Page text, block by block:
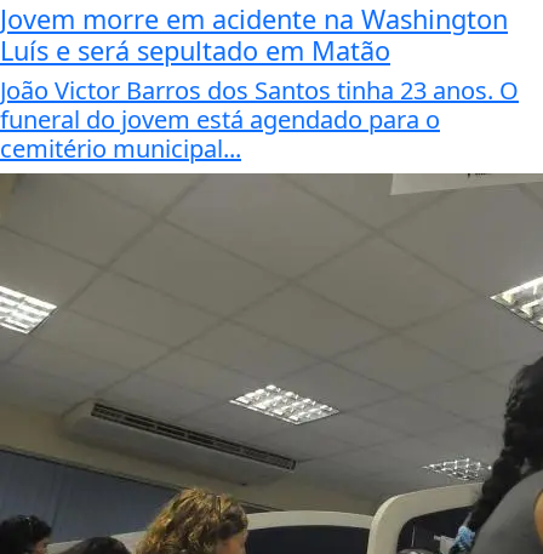
Jovem morre em acidente na Washington
Luís e será sepultado em Matão
João Victor Barros dos Santos tinha 23 anos. O
funeral do jovem está agendado para o
cemitério municipal...